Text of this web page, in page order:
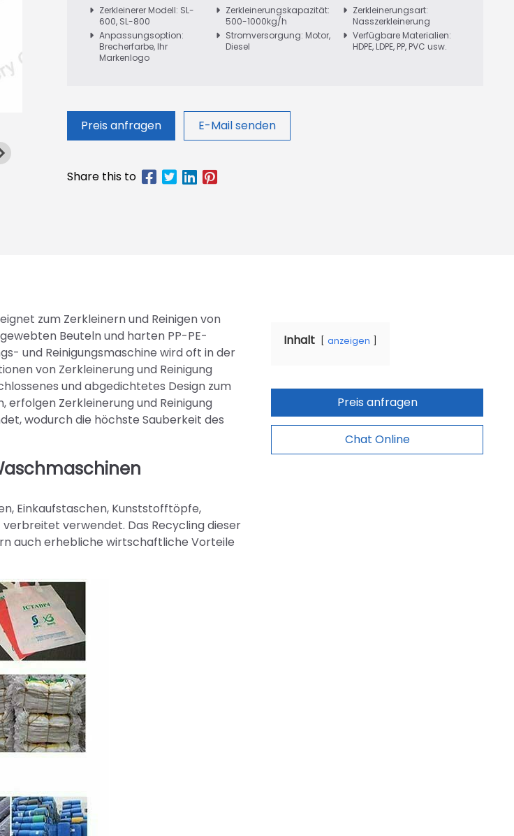
Zerkleinerer Modell: SL-
600, SL-800
Zerkleinerungskapazität:
500-1000kg/h
Zerkleinerungsart:
Nasszerkleinerung
Anpassungsoption:
Brecherfarbe, Ihr
Markenlogo
Stromversorgung: Motor,
Diesel
Verfügbare Materialien:
HDPE, LDPE, PP, PVC usw.
Preis anfragen E-Mail senden
zum Zerkleinern und Reinigen von
Beuteln und harten PP-PE-
und Reinigungsmaschine wird oft in der
von Zerkleinerung und Reinigung
und abgedichtetes Design zum
erfolgen Zerkleinerung und Reinigung
wodurch die höchste Sauberkeit des
Einkaufstaschen, Kunststofftöpfe,
verwendet. Das Recycling dieser
auch erhebliche wirtschaftliche Vorteile
Inhalt anzeigen
Preis anfragen
Chat Online